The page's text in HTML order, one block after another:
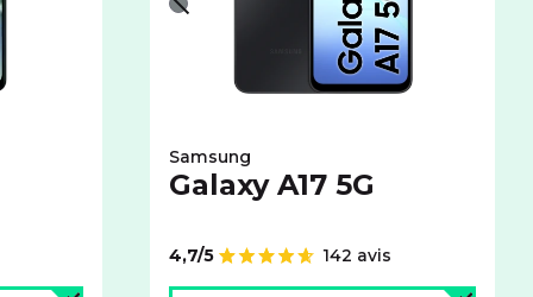
Gris - indisponible
Samsung
Galaxy A17 5G
Note de
4,7/5
142 avis